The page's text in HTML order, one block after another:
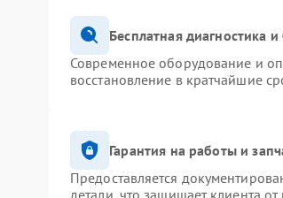
Бесплатная диагностика
Современное оборудование и
восстановление в кратчайшие
Гарантия на работы и
Предоставляется
детали, что защищает клиента